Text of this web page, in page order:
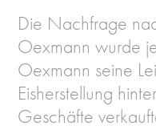
Die Nachfrage
Oexmann wurde
Oexmann seine
Eisherstellung
Geschäfte